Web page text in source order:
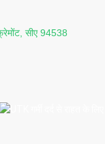
सीए 94538